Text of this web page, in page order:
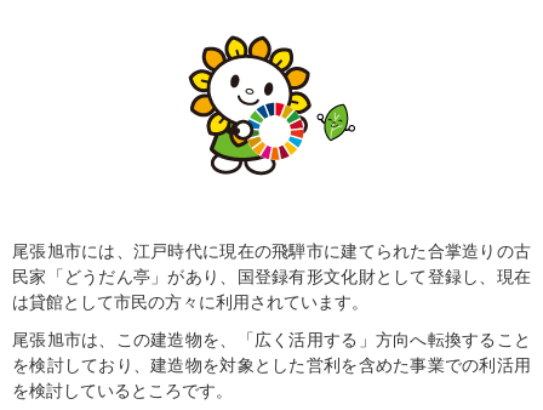
尾張旭市には、江戸時代に現在の飛騨市に建てられた合掌造りの古
民家「どうだん亭」があり、国登録有形文化財として登録し、現在
は貸館として市民の方々に利用されています。
尾張旭市は、この建造物を、「広く活用する」方向へ転換すること
を検討しており、建造物を対象とした営利を含めた事業での利活用
を検討しているところです。